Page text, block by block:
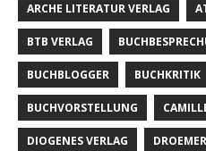
ARCHE LITERATUR VERLAG
BTB VERLAG
BUCHBLOGGER BUCHKRITIK
BUCHVORSTELLUNG
DIOGENES VERLAG